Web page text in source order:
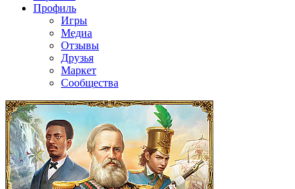
Профиль
Игры
Медиа
Отзывы
Друзья
Маркет
Сообщества